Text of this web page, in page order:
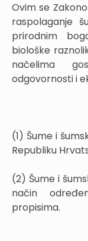
Ovim se
raspolaganje
prirodnim
biološke
načelima
odgovornosti i
(1) Šume i
Republiku
(2) Šume i
način
propisima.